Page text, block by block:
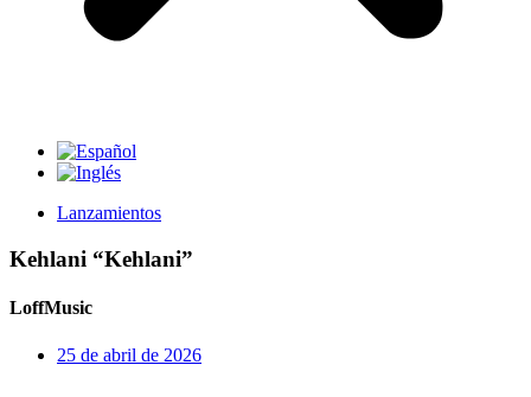
Lanzamientos
Kehlani “Kehlani”
LoffMusic
25 de abril de 2026